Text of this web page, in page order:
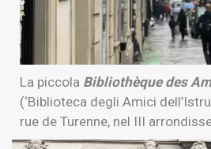
La piccola Bibliothèque des
(‘Biblioteca degli Amici
rue de Turenne, nel III